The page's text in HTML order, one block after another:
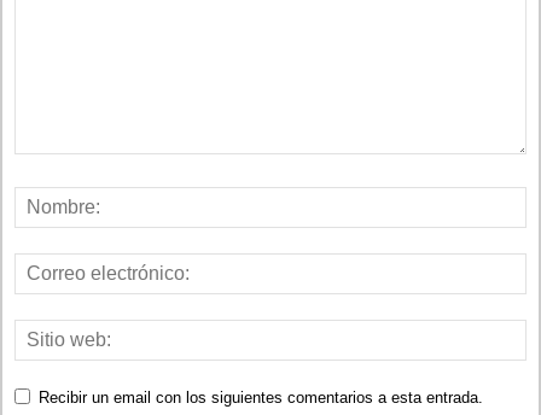
Recibir un email con los siguientes comentarios a esta entrada.